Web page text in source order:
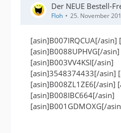
Der NEUE Bestell-
Floh 25. November
[asin]B007IRQCUA[/
[asin]B0088UPHVG[/asin]
[asin]B003VV4KSI[/asin]
[asin]3548374433[/asin]
[asin]B008ZL1ZE6[/asin]
[asin]B008IBC664[/asin]
[asin]B001GDMOXG[/